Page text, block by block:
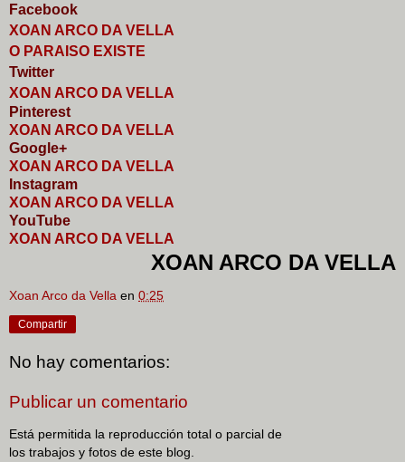
Facebook
XOAN ARCO DA VELLA
O PARAISO EXISTE
Twitter
XOAN ARCO DA VELLA
Pinterest
XOAN ARCO DA VELLA
Google+
XOAN ARCO DA VELLA
nstagram
XOAN ARCO DA VELLA
YouTube
XOAN ARCO DA VELLA
XOAN ARCO DA VELLA
Xoan Arco da Vella en 0:25
Compartir
No hay comentarios:
Publicar un comentario
Está permitida la reproducción total o parcial de
los trabajos y fotos de este blog.